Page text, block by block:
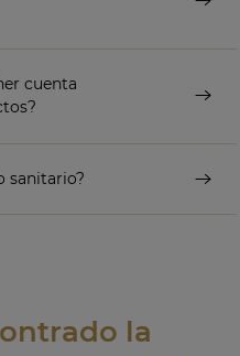
cuenta
sanitario?
la